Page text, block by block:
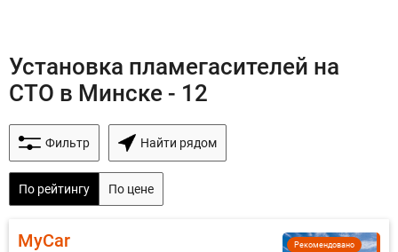
Установка пламегасителей на
СТО в Минске - 12
Фильтр Найти рядом
По рейтингу По цене
Рекомендовано
MyCar